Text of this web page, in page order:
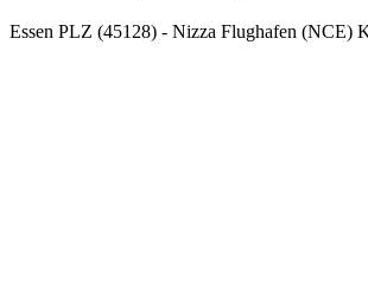
Essen PLZ (45128) - Nizza Flughafen (NCE)